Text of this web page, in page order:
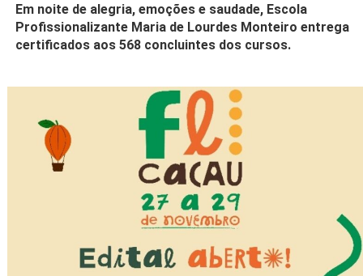
Em noite de alegria, emoções e saudade, Escola
Profissionalizante Maria de Lourdes Monteiro entrega
certificados aos 568 concluintes dos cursos.